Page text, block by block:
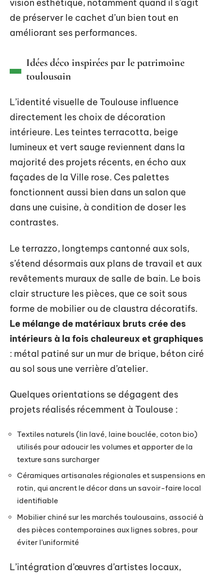
vision esthétique, notamment quand il s’agit
de préserver le cachet d’un bien tout en
améliorant ses performances.
Idées déco inspirées par le patrimoine
toulousain
L’identité visuelle de Toulouse influence
directement les choix de décoration
intérieure. Les teintes terracotta, beige
lumineux et vert sauge reviennent dans la
majorité des projets récents, en écho aux
façades de la Ville rose. Ces palettes
fonctionnent aussi bien dans un salon que
dans une cuisine, à condition de doser les
contrastes.
Le terrazzo, longtemps cantonné aux sols,
s’étend désormais aux plans de travail et aux
revêtements muraux de salle de bain. Le bois
clair structure les pièces, que ce soit sous
forme de mobilier ou de claustra décoratifs.
Le mélange de matériaux bruts crée des
intérieurs à la fois chaleureux et graphiques
: métal patiné sur un mur de brique, béton ciré
au sol sous une verrière d’atelier.
Quelques orientations se dégagent des
projets réalisés récemment à Toulouse :
Textiles naturels (lin lavé, laine bouclée, coton bio)
utilisés pour adoucir les volumes et apporter de la
texture sans surcharger
Céramiques artisanales régionales et suspensions en
rotin, qui ancrent le décor dans un savoir-faire local
identifiable
Mobilier chiné sur les marchés toulousains, associé à
des pièces contemporaines aux lignes sobres, pour
éviter l’uniformité
L’intégration d’œuvres d’artistes locaux,